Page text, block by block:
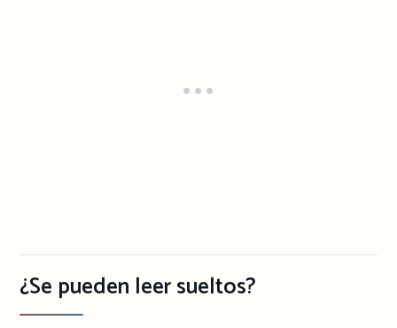
¿Se pueden leer sueltos?